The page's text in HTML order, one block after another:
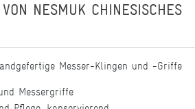
NESMUK CHINESISCHES
Messer-Klingen und -Griffe
Messergriffe